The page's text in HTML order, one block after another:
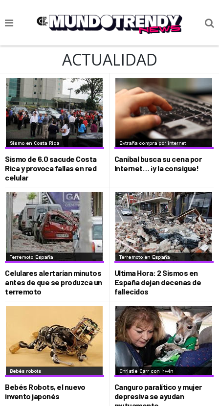
NOTICIAS
CIENCIA Y TECNOLOGÍA
VIDA
SOCIEDAD
CULTURIZANDO.COM
ACTUALIDAD
Sismo de 6.0 sacude Costa
Rica y provoca fallas en red
celular
Caníbal busca su cena por
Internet… ¡y la consigue!
Celulares alertarían minutos
antes de que se produzca un
terremoto
Ultima Hora: 2 Sismos en
España dejan decenas de
fallecidos
Bebés Robots, el nuevo
invento japonés
Canguro paralítico y mujer
depresiva se ayudan